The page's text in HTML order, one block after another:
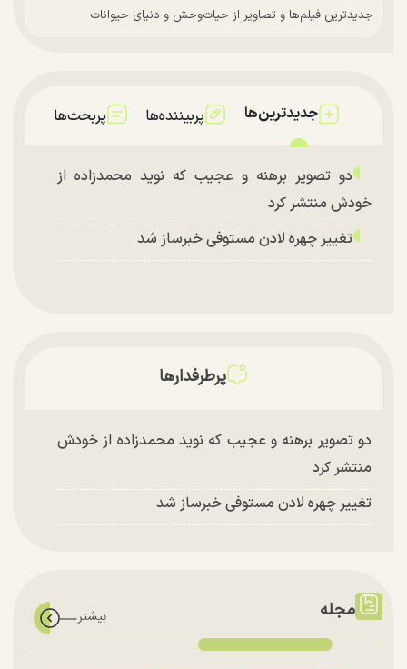
جدیدترین فیلم‌ها و تصاویر از حیات‌وحش و دنیای حیوانات
جدیدترین‌ها پربیننده‌ها پربحث‌ها
دو تصویر برهنه و عجیب که نوید محمدزاده از
خودش منتشر کرد
تغییر چهره لادن مستوفی خبرساز شد
پرطرفدارها
دو تصویر برهنه و عجیب که نوید محمدزاده از خودش
منتشر کرد
تغییر چهره لادن مستوفی خبرساز شد
مجله